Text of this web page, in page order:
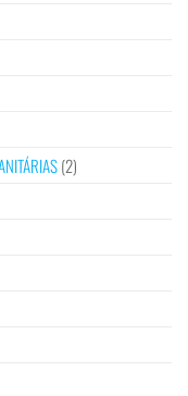
(2)